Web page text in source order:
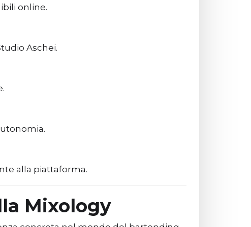
online.
Aschei.
alla piattaforma.
Mixology